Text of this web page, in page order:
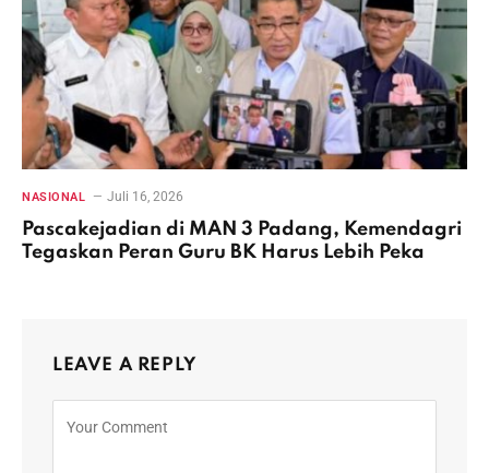
NASIONAL Juli 16, 2026
Pascakejadian di MAN 3 Padang, Kemendagri
Tegaskan Peran Guru BK Harus Lebih Peka
LEAVE A REPLY